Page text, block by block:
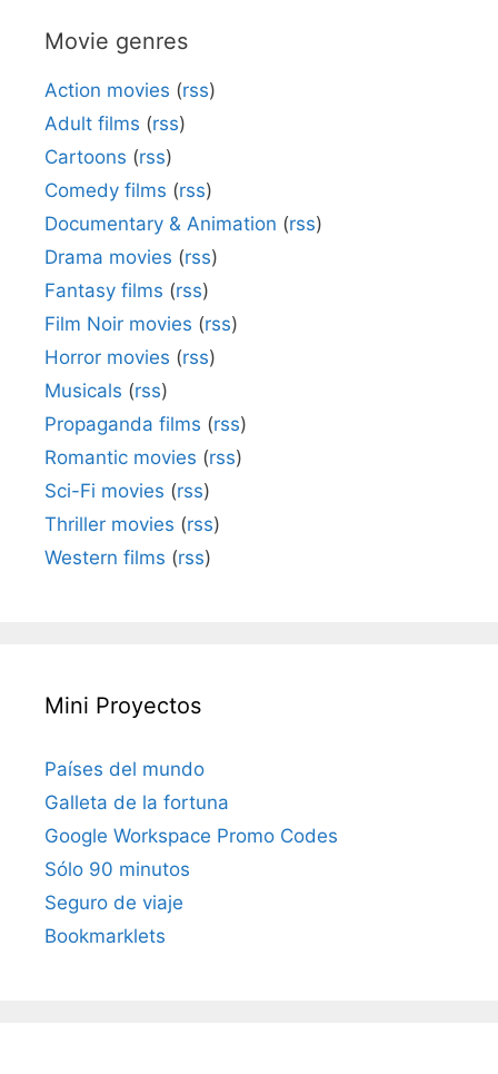
Movie genres
Action movies (rss)
Adult films (rss)
Cartoons (rss)
Comedy films (rss)
Documentary & Animation (rss)
Drama movies (rss)
Fantasy films (rss)
Film Noir movies (rss)
Horror movies (rss)
Musicals (rss)
Propaganda films (rss)
Romantic movies (rss)
Sci-Fi movies (rss)
Thriller movies (rss)
Western films (rss)
Mini Proyectos
Países del mundo
Galleta de la fortuna
Google Workspace Promo Codes
Sólo 90 minutos
Seguro de viaje
Bookmarklets